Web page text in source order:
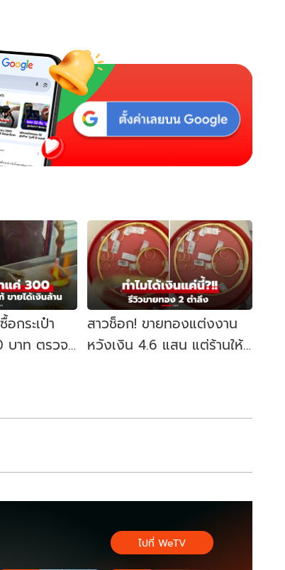
กระเป๋า
าท ตรวจ
สาวช็อก! ขายทองแต่งงาน
หวังเงิน 4.6 แสน แต่ร้านให้
ไปที่ WeTV